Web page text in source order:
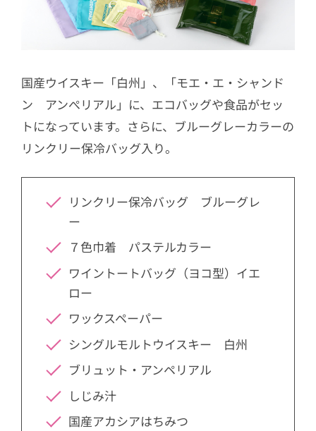
国産ウイスキー「白州」、「モエ・エ・シャンド
ン アンぺリアル」に、エコバッグや食品がセッ
トになっています。さらに、ブルーグレーカラーの
リンクリー保冷バッグ入り。
リンクリー保冷バッグ ブルーグレ
ー
７色巾着 パステルカラー
ワイントートバッグ（ヨコ型）イエ
ロー
ワックスペーパー
シングルモルトウイスキー 白州
ブリュット・アンペリアル
しじみ汁
国産アカシアはちみつ